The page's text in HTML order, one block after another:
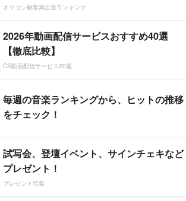
オリコン顧客満足度ランキング
2026年動画配信サービスおすすめ40選
【徹底比較】
CS動画配信サービス20選
毎週の音楽ランキングから、ヒットの推移
をチェック！
試写会、登壇イベント、サインチェキなど
プレゼント！
プレゼント特集